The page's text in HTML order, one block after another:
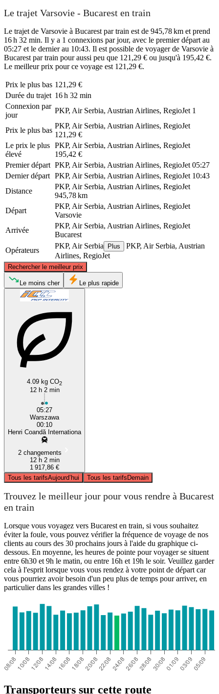
Le trajet Varsovie - Bucarest en train
Le trajet de Varsovie à Bucarest par train est de 945,78 km et prend
16 h 32 min. Il y a 1 connexions par jour, avec le premier départ au
05:27 et le dernier au 10:43. Il est possible de voyager de Varsovie à
Bucarest par train pour aussi peu que 121,29 € ou jusqu'à 195,42 €.
Le meilleur prix pour ce voyage est 121,29 €.
Prix ​​le plus bas 121,29 €
Durée du trajet 16 h 32 min
Connexion par
jour
PKP, Air Serbia, Austrian Airlines, RegioJet 1
Prix ​​le plus bas
PKP, Air Serbia, Austrian Airlines, RegioJet
121,29 €
Le prix le plus
élevé
PKP, Air Serbia, Austrian Airlines, RegioJet
195,42 €
Premier départ PKP, Air Serbia, Austrian Airlines, RegioJet 05:27
Dernier départ PKP, Air Serbia, Austrian Airlines, RegioJet 10:43
Distance
PKP, Air Serbia, Austrian Airlines, RegioJet
945,78 km
Départ
PKP, Air Serbia, Austrian Airlines, RegioJet
Varsovie
Arrivée
PKP, Air Serbia, Austrian Airlines, RegioJet
Bucarest
Opérateurs
PKP, Air Serbia Plus
PKP, Air Serbia, Austrian
Airlines, RegioJet
Rechercher le meilleur prix
Warsaw
Le moins cher Le plus rapide
4.09 kg CO2
12 h 2 min
05:27
Warszawa
00:10
Henri Coandă Internationa
2 changements
12 h 2 min
1 917,86 €
Tous les tarifsAujourd’hui Tous les tarifsDemain
Trouvez le meilleur jour pour vous rendre à Bucarest
en train
Lorsque vous voyagez vers Bucarest en train, si vous souhaitez
éviter la foule, vous pouvez vérifier la fréquence de voyage de nos
clients au cours des 30 prochains jours à l'aide du graphique ci-
dessous. En moyenne, les heures de pointe pour voyager se situent
entre 6h30 et 9h le matin, ou entre 16h et 19h le soir. Veuillez garder
cela à l'esprit lorsque vous vous rendez à votre point de départ car
vous pourriez avoir besoin d'un peu plus de temps pour arriver, en
particulier dans les grandes villes !
Transporteurs sur cette route